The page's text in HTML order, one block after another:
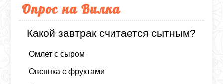
Опрос на Вилка
Какой завтрак считается сытным?
Омлет с сыром
Овсянка с фруктами